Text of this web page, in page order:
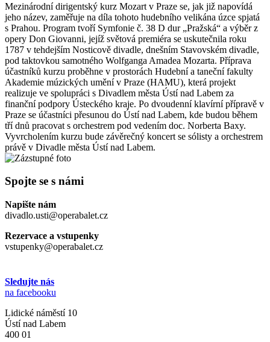
Mezinárodní dirigentský kurz Mozart v Praze se, jak již napovídá
jeho název, zaměřuje na díla tohoto hudebního velikána úzce spjatá
s Prahou. Program tvoří Symfonie č. 38 D dur „Pražská“ a výběr z
opery Don Giovanni, jejíž světová premiéra se uskutečnila roku
1787 v tehdejším Nosticově divadle, dnešním Stavovském divadle,
pod taktovkou samotného Wolfganga Amadea Mozarta. Příprava
účastníků kurzu proběhne v prostorách Hudební a taneční fakulty
Akademie múzických umění v Praze (HAMU), která projekt
realizuje ve spolupráci s Divadlem města Ústí nad Labem za
finanční podpory Ústeckého kraje. Po dvoudenní klavírní přípravě v
Praze se účastníci přesunou do Ústí nad Labem, kde budou během
tří dnů pracovat s orchestrem pod vedením doc. Norberta Baxy.
Vyvrcholením kurzu bude závěrečný koncert se sólisty a orchestrem
právě v Divadle města Ústí nad Labem.
Spojte se s námi
Napište nám
divadlo.usti@operabalet.cz
Rezervace a vstupenky
vstupenky@operabalet.cz
Sledujte nás
na facebooku
Lidické náměstí 10
Ústí nad Labem
400 01